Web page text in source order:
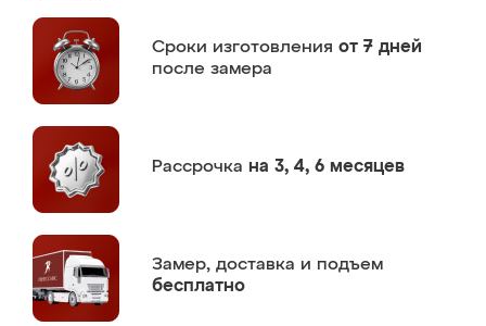
Сроки изготовления от 7 дней
после замера
Рассрочка на 3, 4, 6 месяцев
Замер, доставка и подъем
бесплатно